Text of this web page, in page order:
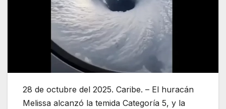
28 de octubre del 2025. Caribe. – El huracán
Melissa alcanzó la temida Categoría 5, y la